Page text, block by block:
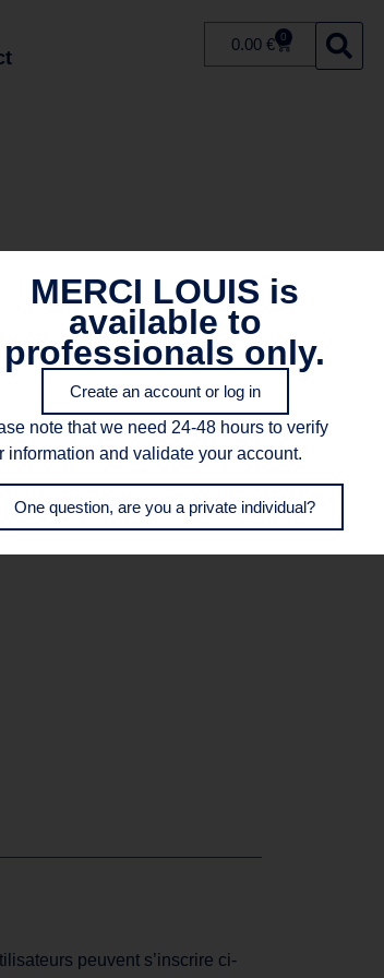
0.00 € 0
peuvent s’inscrire ci-
MERCI LOUIS is
available to
professionals only.
Create an account or log in
note that we need 24-48 hours to verify
information and validate your account.
One question, are you a private individual?